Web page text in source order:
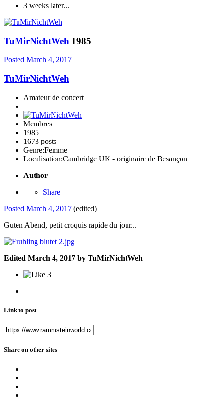
3 weeks later...
TuMirNichtWeh 1985
Posted March 4, 2017
TuMirNichtWeh
Amateur de concert
Membres
1985
1673 posts
Genre:Femme
Localisation:Cambridge UK - originaire de Besançon
Author
Share
Posted March 4, 2017 (edited)
Guten Abend, petit croquis rapide du jour...
Edited March 4, 2017 by TuMirNichtWeh
3
Link to post
Share on other sites